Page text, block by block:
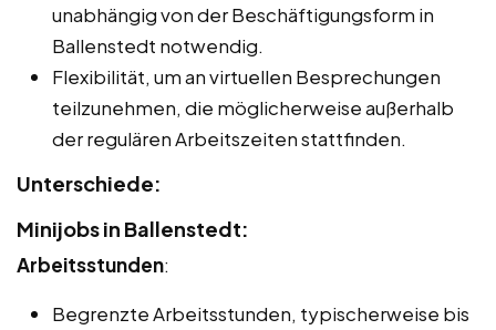
unabhängig von der Beschäftigungsform in
Ballenstedt notwendig.
Flexibilität, um an virtuellen Besprechungen
teilzunehmen, die möglicherweise außerhalb
der regulären Arbeitszeiten stattfinden.
Unterschiede:
Minijobs in Ballenstedt:
Arbeitsstunden:
Begrenzte Arbeitsstunden, typischerweise bis